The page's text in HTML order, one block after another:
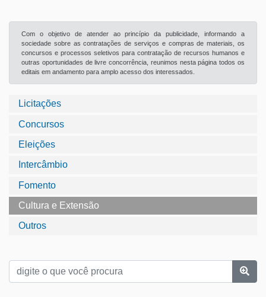
Licitações
Concursos
Eleições
Intercâmbio
Fomento
Cultura e Extensão
Outros
Com o objetivo de atender ao princípio da publicidade, informando a
sociedade sobre as contratações de serviços e compras de materiais, os
concursos e processos seletivos para contratação de recursos humanos e
outras oportunidades de livre concorrência, reunimos nesta página todos os
editais em andamento para amplo acesso dos interessados.